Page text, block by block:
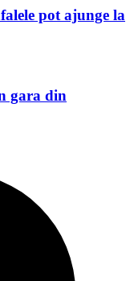
pot ajunge la
gara din